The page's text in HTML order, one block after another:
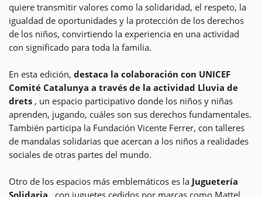
quiere transmitir valores como la solidaridad, el respeto, la
igualdad de oportunidades y la protección de los derechos
de los niños, convirtiendo la experiencia en una actividad
con significado para toda la familia.
En esta edición, destaca la colaboración con UNICEF
Comité Catalunya a través de la actividad Lluvia de
drets , un espacio participativo donde los niños y niñas
aprenden, jugando, cuáles son sus derechos fundamentales.
También participa la Fundación Vicente Ferrer, con talleres
de mandalas solidarias que acercan a los niños a realidades
sociales de otras partes del mundo.
Otro de los espacios más emblemáticos es la Juguetería
Solidaria , con juguetes cedidos por marcas como Mattel,